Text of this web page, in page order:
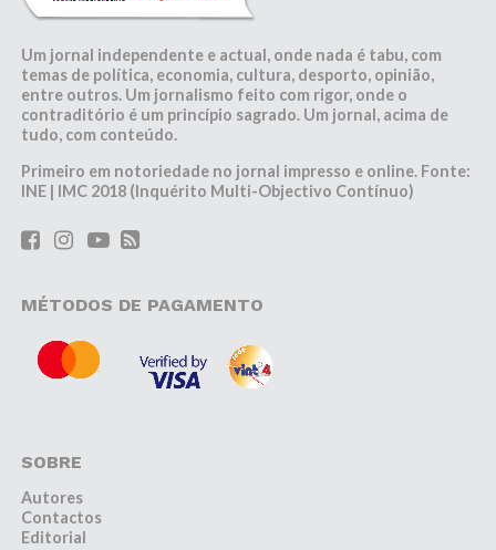
Um jornal independente e actual, onde nada é tabu, com
temas de política, economia, cultura, desporto, opinião,
entre outros. Um jornalismo feito com rigor, onde o
contraditório é um princípio sagrado. Um jornal, acima de
tudo, com conteúdo.
Primeiro em notoriedade no jornal impresso e online. Fonte:
INE | IMC 2018 (Inquérito Multi-Objectivo Contínuo)
MÉTODOS DE PAGAMENTO
SOBRE
Autores
Contactos
Editorial